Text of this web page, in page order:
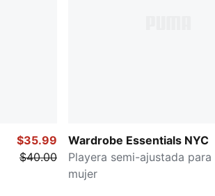
$35.99
$40.00
Wardrobe Essentials NYC
Playera semi-ajustada para
mujer